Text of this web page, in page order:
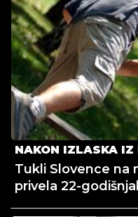
NAKON IZLASKA IZ
Tukli Slovence na
privela 22-